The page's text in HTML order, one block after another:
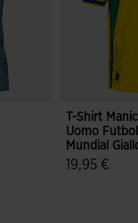
T-Shirt
Uomo
Mundial
19,95 €